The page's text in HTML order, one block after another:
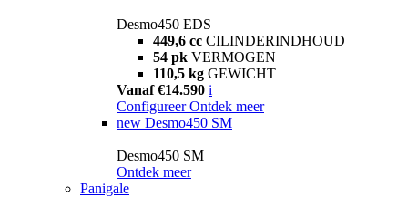
Desmo450 EDS
449,6 cc CILINDERINDHOUD
54 pk VERMOGEN
110,5 kg GEWICHT
Vanaf €14.590 i
Configureer Ontdek meer
new Desmo450 SM
Desmo450 SM
Ontdek meer
Panigale